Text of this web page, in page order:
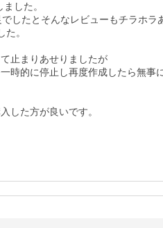
した。
したとそんなレビューもチラホラ
。
止まりあせりましたが
時的に停止し再度作成したら無事
した方が良いです。